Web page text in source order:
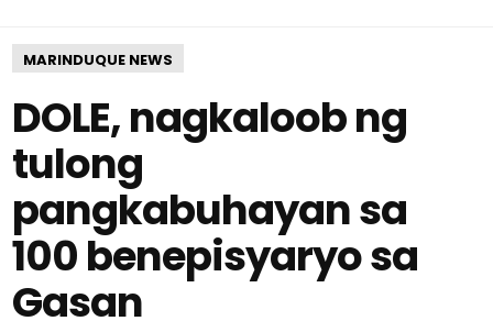
MARINDUQUE NEWS
DOLE, nagkaloob ng
tulong
pangkabuhayan sa
100 benepisyaryo sa
Gasan